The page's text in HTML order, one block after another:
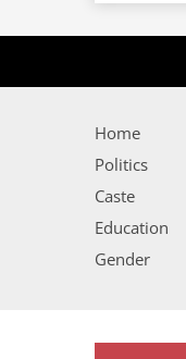
Home
Politics
Caste
Education
Gender